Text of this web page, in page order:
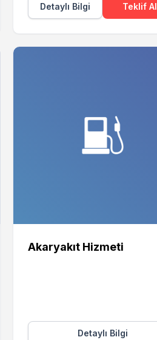
Detaylı Bilgi Teklif Al
Akaryakıt Hizmeti
Detaylı Bilgi